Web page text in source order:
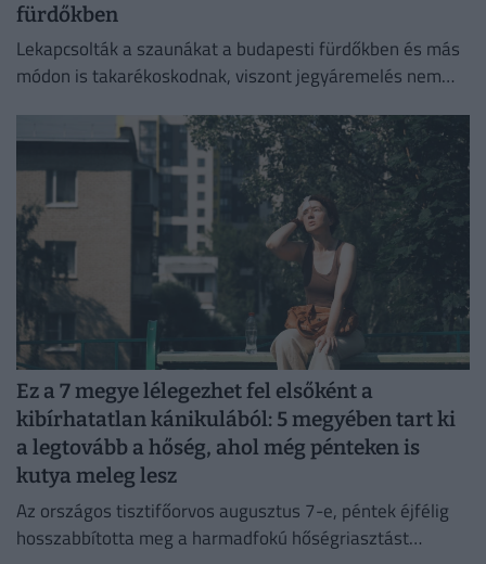
fürdőkben
Lekapcsolták a szaunákat a budapesti fürdőkben és más
módon is takarékoskodnak, viszont jegyáremelés nem
Ez a 7 megye lélegezhet fel elsőként a
kibírhatatlan kánikulából: 5 megyében tart ki
a legtovább a hőség, ahol még pénteken is
kutya meleg lesz
Az országos tisztifőorvos augusztus 7-e, péntek éjfélig
hosszabbította meg a harmadfokú hőségriasztást